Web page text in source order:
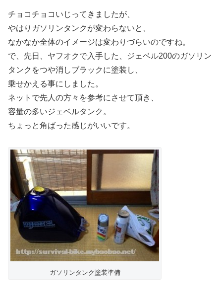
チョコチョコいじってきましたが、
やはりガソリンタンクが変わらないと、
なかなか全体のイメージは変わりづらいのですね。
で、先日、ヤフオクで入手した、ジェベル200のガソリン
タンクをつや消しブラックに塗装し、
乗せかえる事にしました。
ネットで先人の方々を参考にさせて頂き、
容量の多いジェベルタンク。
ちょっと角ばった感じがいいです。
ガソリンタンク塗装準備